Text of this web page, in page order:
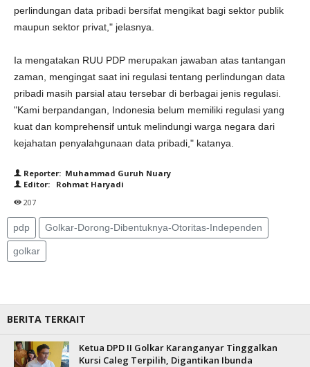
perlindungan data pribadi bersifat mengikat bagi sektor publik
maupun sektor privat," jelasnya.
Ia mengatakan RUU PDP merupakan jawaban atas tantangan
zaman, mengingat saat ini regulasi tentang perlindungan data
pribadi masih parsial atau tersebar di berbagai jenis regulasi.
"Kami berpandangan, Indonesia belum memiliki regulasi yang
kuat dan komprehensif untuk melindungi warga negara dari
kejahatan penyalahgunaan data pribadi," katanya.
Reporter: Muhammad Guruh Nuary
Editor: Rohmat Haryadi
207
pdp Golkar-Dorong-Dibentuknya-Otoritas-Independen
golkar
BERITA TERKAIT
Ketua DPD II Golkar Karanganyar Tinggalkan
Kursi Caleg Terpilih, Digantikan Ibunda